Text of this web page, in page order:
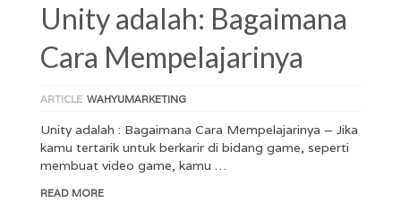
Unity adalah: Bagaimana
Cara Mempelajarinya
ARTICLE WAHYUMARKETING
Unity adalah : Bagaimana Cara Mempelajarinya – Jika
kamu tertarik untuk berkarir di bidang game, seperti
membuat video game, kamu …
READ MORE